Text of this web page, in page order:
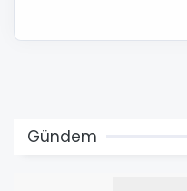
Gündem